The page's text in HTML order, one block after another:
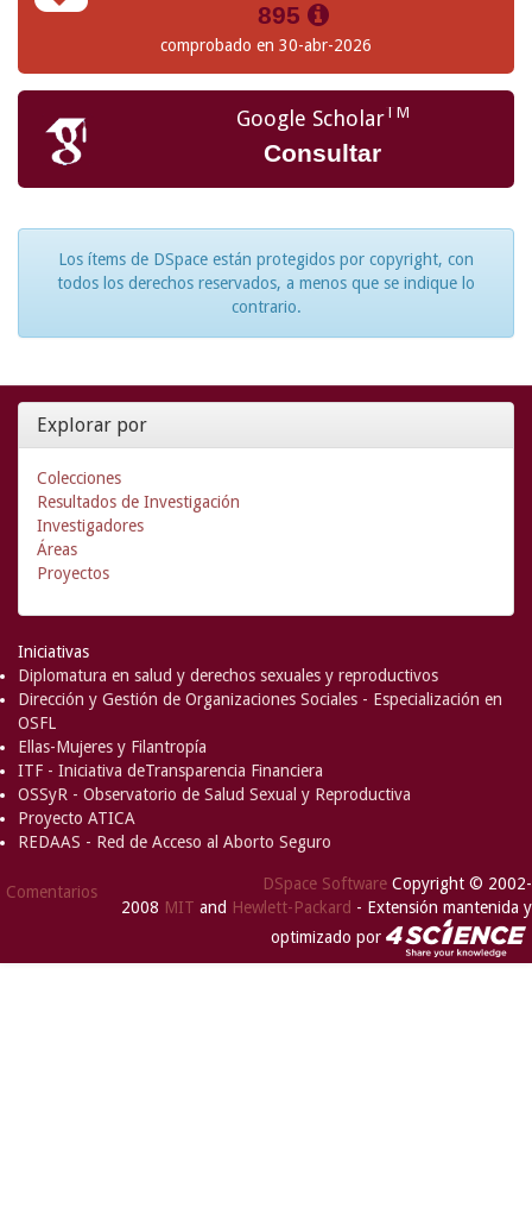
895
comprobado en 30-abr-2026
Google ScholarTM
Consultar
Los ítems de DSpace están protegidos por copyright, con
todos los derechos reservados, a menos que se indique lo
contrario.
Explorar por
Colecciones
Resultados de Investigación
Investigadores
Áreas
Proyectos
Iniciativas
Diplomatura en salud y derechos sexuales y reproductivos
Dirección y Gestión de Organizaciones Sociales - Especialización en
OSFL
Ellas-Mujeres y Filantropía
ITF - Iniciativa deTransparencia Financiera
OSSyR - Observatorio de Salud Sexual y Reproductiva
Proyecto ATICA
REDAAS - Red de Acceso al Aborto Seguro
Comentarios DSpace Software Copyright © 2002-
2008 MIT and Hewlett-Packard - Extensión mantenida y
optimizado por